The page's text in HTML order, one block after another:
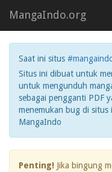
MangaIndo.org
Saat ini situs
Situs ini dibuat untuk
untuk mengunduh
sebagai pengganti PDF
menemukan bug di situs
MangaIndo
Penting! Jika bingung